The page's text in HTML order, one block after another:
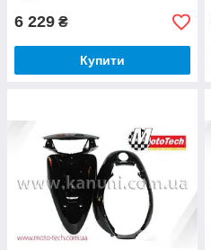
6 229 ₴
Купити